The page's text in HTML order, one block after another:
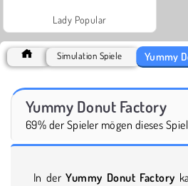
Lady Popular
Simulation Spiele Yummy
Yummy Donut Factory
69% der Spieler mögen dieses Spiel
In derYummy Donut Factory